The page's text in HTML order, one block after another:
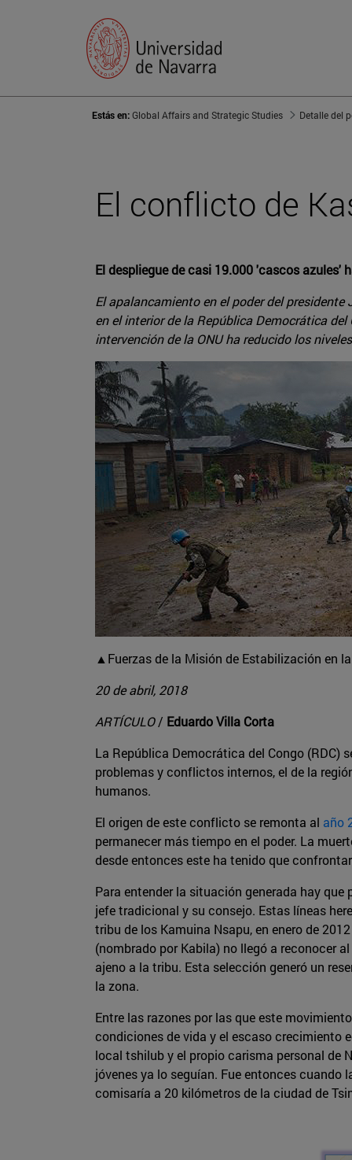
Estás en:Global Affairs and Strategic Studies Detalle del
El conflicto de
El despliegue de casi 19.000 'cascos azules'
El apalancamiento en el poder del
en el interior de la República Democrática
intervención de la ONU ha reducido los
▲Fuerzas de la Misión de Estabilización en
20 de abril, 2018
ARTÍCULO/ Eduardo Villa Corta
La República Democrática del Congo (RDC)
problemas y conflictos internos, el de la
humanos.
El origen de este conflicto se remonta al año
permanecer más tiempo en el poder. La
desde entonces este ha tenido que
Para entender la situación generada hay
jefe tradicional y su consejo. Estas líneas
tribu de los Kamuina Nsapu, en enero de
(nombrado por Kabila) no llegó a reconocer
ajeno a la tribu. Esta selección generó un
la zona.
Entre las razones por las que este
condiciones de vida y el escaso crecimiento
local tshilub y el propio carisma personal de
jóvenes ya lo seguían. Fue entonces cuando
comisaría a 20 kilómetros de la ciudad de